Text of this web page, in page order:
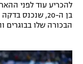
המגזין
להכריע עוד לפני
הבכורה שלו בבוגרים